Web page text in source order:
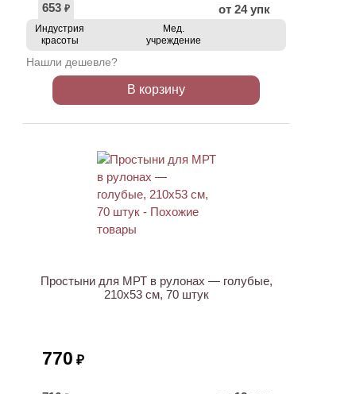
653 ₽ от 24 упк
Индустрия
красоты
Мед.
учреждение
Нашли дешевле?
В корзину
Простыни для МРТ в рулонах — голубые,
210х53 см, 70 штук
770 ₽